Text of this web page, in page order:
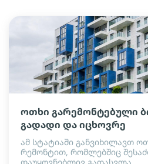
ოთხი გარემონტებული
გადადი და იცხოვრე
ამ სტატიაში განვიხილავთ
რემონტით, რომლებშიც